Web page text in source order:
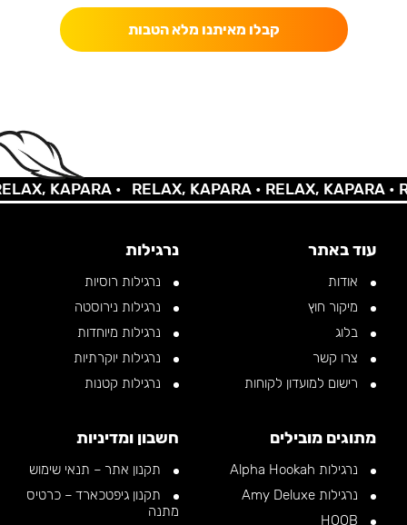
קבלו מאיתנו מלא הטבות
KAPARA • RELAX, KAPARA •RELAX, KAPARA •
עוד באתר
אודות
מיקור חוץ
בלוג
צרו קשר
רישום למועדון לקוחות
נרגילות
נרגילות רוסיות
נרגילות נירוסטה
נרגילות מיוחדות
נרגילות יוקרתיות
נרגילות קטנות
מתוגים מובילים
נרגילות Alpha Hookah
נרגילות Amy Deluxe
חשבון ומדיניות
תקנון אתר – תנאי שימוש
תקנון גיפטכארד – כרטיס
מתנה